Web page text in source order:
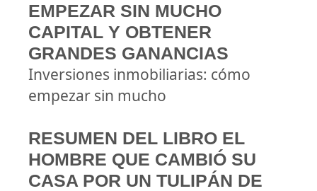
EMPEZAR SIN MUCHO
CAPITAL Y OBTENER
GRANDES GANANCIAS
Inversiones inmobiliarias: cómo
empezar sin mucho
RESUMEN DEL LIBRO EL
HOMBRE QUE CAMBIÓ SU
CASA POR UN TULIPÁN DE